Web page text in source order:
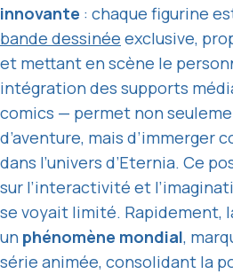
innovante : chaque figurine
bande dessinée exclusive,
et mettant en scène le
intégration des supports
comics — permet non
d’aventure, mais d’immerger
dans l’univers d’Eternia. Ce
sur l’interactivité et
se voyait limité. Rapidement,
un phénomène mondial,
série animée, consolidant la